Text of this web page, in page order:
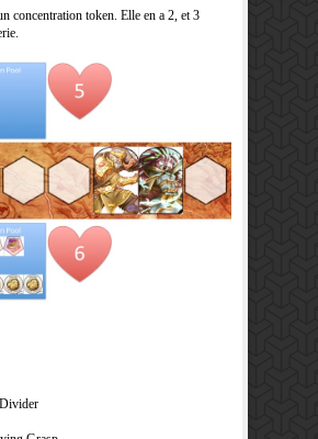
concentration token. Elle en a 2, et 3